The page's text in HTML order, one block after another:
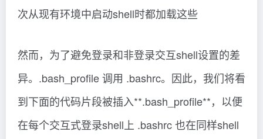
次从现有环境中启动shell时都加载这些
然而，为了避免登录和非登录交互shell设置的差
异。.bash_profile 调用 .bashrc。因此，我们将看
到下面的代码片段被插入**.bash_profile**，以便
在每个交互式登录shell上 .bashrc 也在同样shell